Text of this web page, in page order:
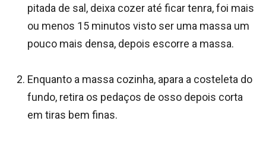
pitada de sal, deixa cozer até ficar tenra, foi mais
ou menos 15 minutos visto ser uma massa um
pouco mais densa, depois escorre a massa.
Enquanto a massa cozinha, apara a costeleta do
fundo, retira os pedaços de osso depois corta
em tiras bem finas.